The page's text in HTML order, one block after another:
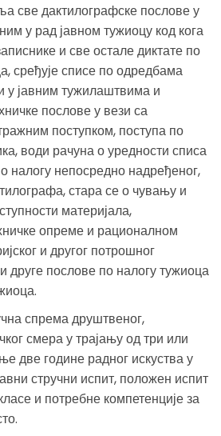
све дактилографске послове у
у рад јавном тужиоцу код кога
и све остале диктате по
сређује списе по одредбама
у јавним тужилаштвима и
послове у вези са
поступком, поступа по
води рачуна о уредности списа
налогу непосредно надређеног,
стара се о чувању и
материјала,
опреме и рационалном
и другог потрошног
друге послове по налогу тужиоца
спрема друштвеног,
смера у трајању од три или
две године радног искуства у
стручни испит, положен испит
и потребне компетенције за